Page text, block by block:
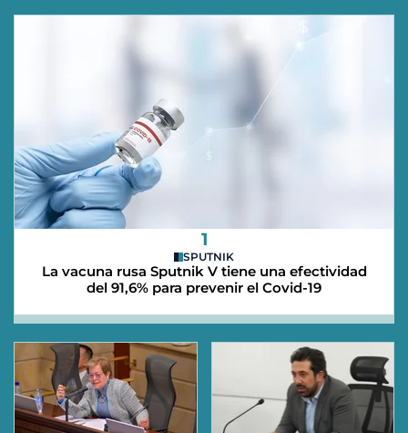
1
SPUTNIK
La vacuna rusa Sputnik V tiene una efectividad
del 91,6% para prevenir el Covid-19